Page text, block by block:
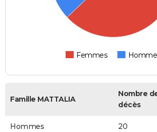
Femmes
Famille MATTALIA
Nombre
décès
Hommes 20